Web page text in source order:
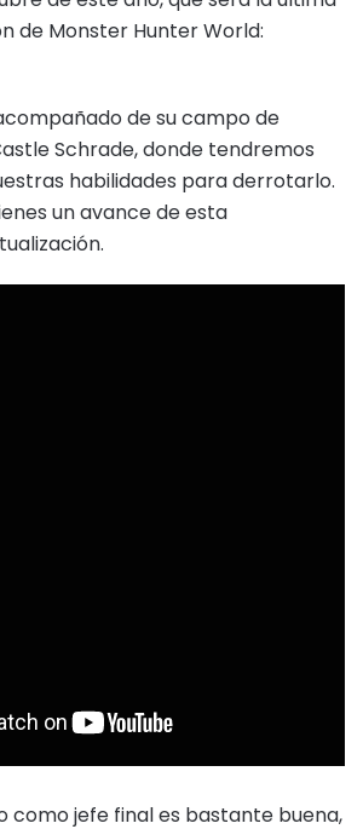
de Monster Hunter World:
de su campo de
Schrade, donde tendremos
habilidades para derrotarlo.
un avance de esta
como jefe final es bastante buena,